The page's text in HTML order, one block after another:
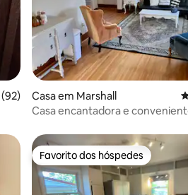
média de 4,99 em 5 estrelas,
Casa em Marshall
Casa encantadora e
cidade
Favorito dos hóspedes
Favorito dos hóspedes